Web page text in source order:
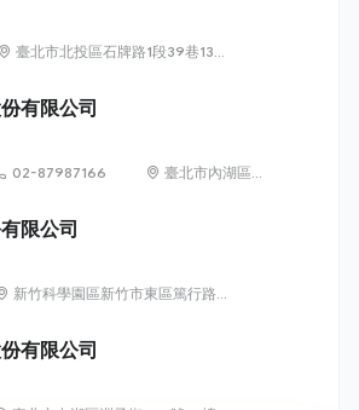
臺北市北投區石牌路1段39巷134
有限公司
02-87987166
臺北市內湖區瑞
限公司
新竹科學園區新竹市東區篤行路6
有限公司